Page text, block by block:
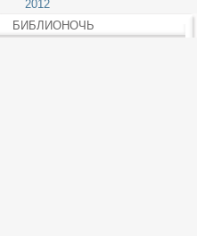
2012
БИБЛИОНОЧЬ